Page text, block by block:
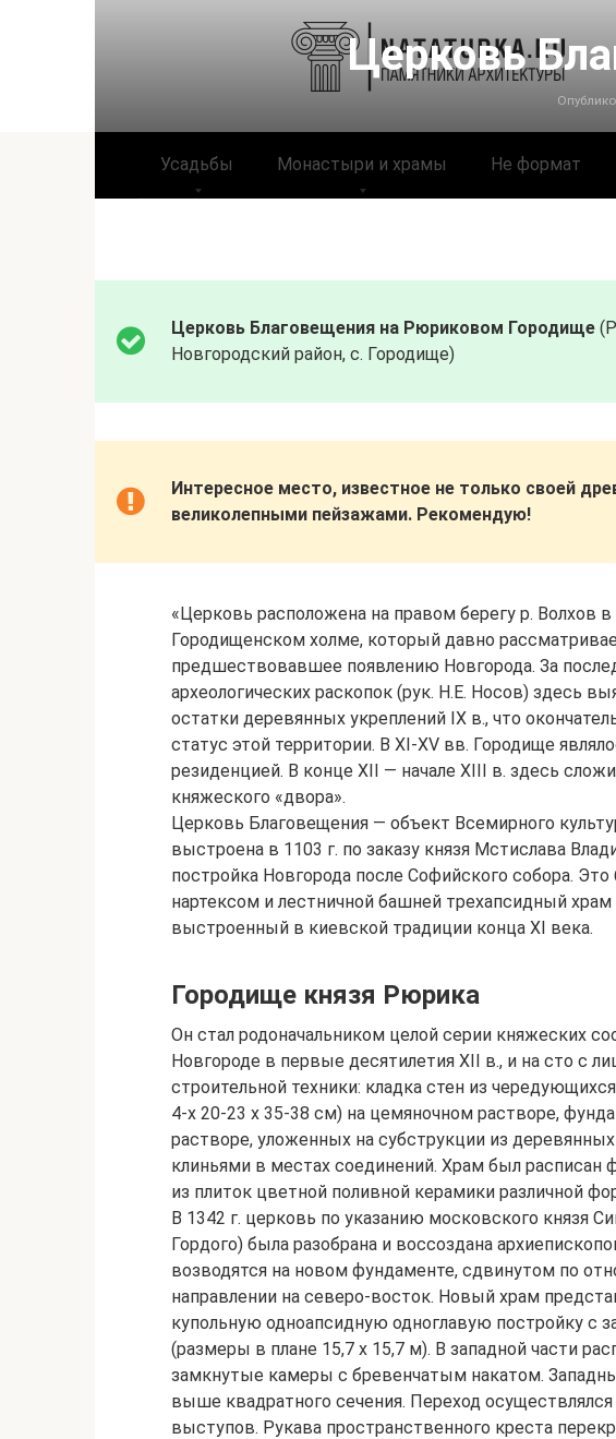
Усадьбы Монастыри и храмы Не формат
Церковь
Церковь Благовещения на Рюриковом Городище
Новгородский район, с. Городище)
Интересное место, известное не только своей
великолепными пейзажами. Рекомендую!
«Церковь расположена на правом берегу р. Волхов
Городищенском холме, который давно
предшествовавшее появлению Новгорода. За
археологических раскопок (рук. Н.Е. Носов) здесь
остатки деревянных укреплений IX в., что
статус этой территории. В XI-XV вв. Городище
резиденцией. В конце XII — начале XIII в. здесь
княжеского «двора».
Церковь Благовещения — объект Всемирного
выстроена в 1103 г. по заказу князя Мстислава
постройка Новгорода после Софийского собора.
нартексом и лестничной башней трехапсидный
выстроенный в киевской традиции конца XI века.
Городище князя Рюрика
Он стал родоначальником целой серии княжеских
Новгороде в первые десятилетия XII в., и на сто с
строительной техники: кладка стен из
4-х 20-23 х 35-38 см) на цемяночном растворе,
растворе, уложенных на субструкции из
клиньями в местах соединений. Храм был
из плиток цветной поливной керамики различной
В 1342 г. церковь по указанию московского князя
Гордого) была разобрана и воссоздана
возводятся на новом фундаменте, сдвинутом по
направлении на северо-восток. Новый храм
купольную одноапсидную одноглавую постройку с
(размеры в плане 15,7 х 15,7 м). В западной части
замкнутые камеры с бревенчатым накатом.
выше квадратного сечения. Переход
выступов. Рукава пространственного креста